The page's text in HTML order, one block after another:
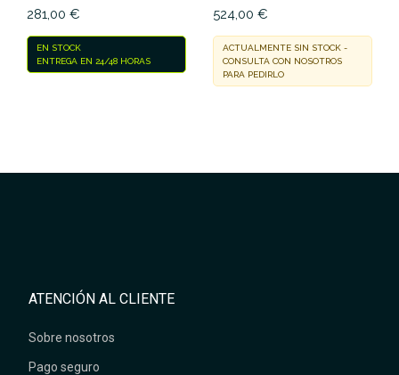
281,00 €
EN STOCK
ENTREGA EN 24/48 HORAS
524,00 €
ACTUALMENTE SIN STOCK -
CONSULTA CON NOSOTROS
PARA PEDIRLO
ATENCIÓN AL CLIENTE
Sobre nosotros
Pago seguro